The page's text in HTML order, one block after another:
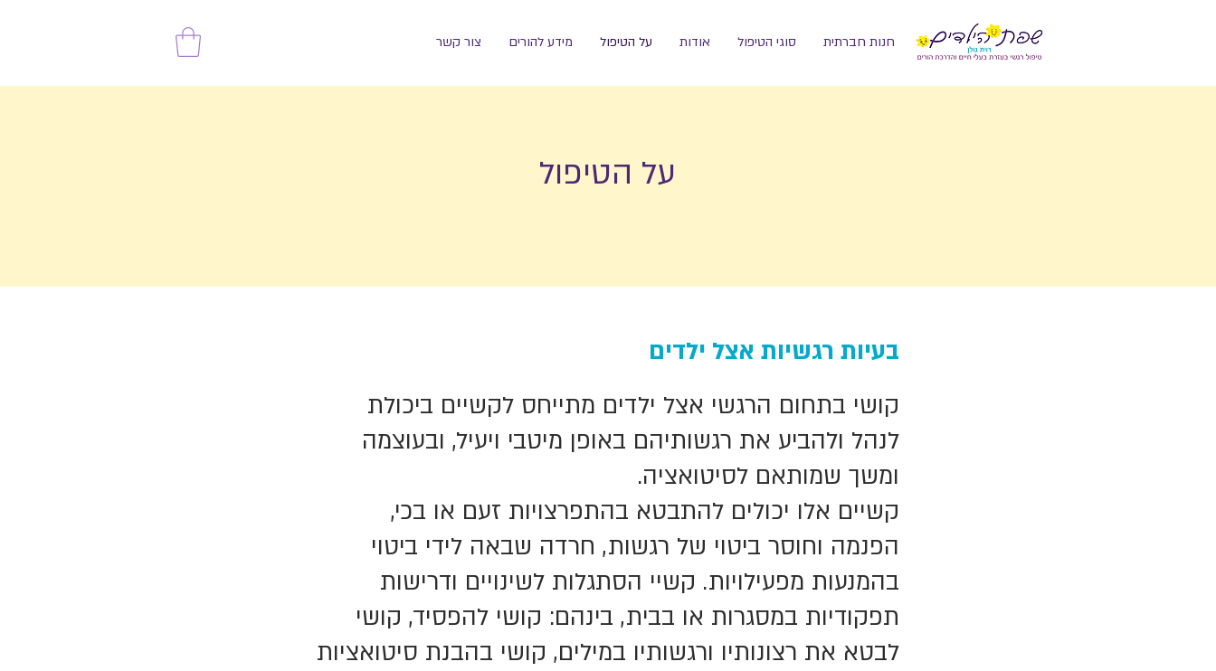
צור קשר מידע להורים על הטיפול אודות סוגי הטיפול חנות חברתית
על הטיפול
בעיות רגשיות אצל ילדים
קושי בתחום הרגשי אצל ילדים מתייחס לקשיים ביכולת
לנהל ולהביע את רגשותיהם באופן מיטבי ויעיל, ובעוצמה
ומשך שמותאם לסיטואציה.
קשיים אלו יכולים להתבטא בהתפרצויות זעם או בכי,
הפנמה וחוסר ביטוי של רגשות, חרדה שבאה לידי ביטוי
בהמנעות מפעילויות. קשיי הסתגלות לשינויים ודרישות
תפקודיות במסגרות או בבית, בינהם: קושי להפסיד, קושי
לבטא את רצונותיו ורגשותיו במילים, קושי בהבנת סיטואציות